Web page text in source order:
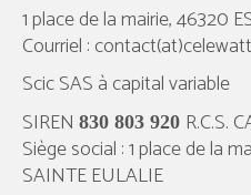
1 place de la mairie, 46320
Courriel :
Scic SAS à capital variable
SIREN 830 803 920 R.C.S.
Siège social : 1 place de la
SAINTE EULALIE